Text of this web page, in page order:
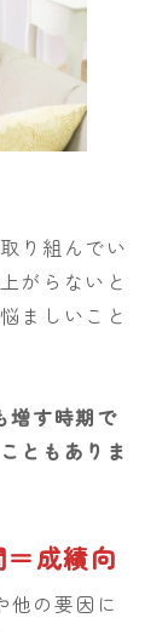
り組んでい
がらないと
ましいこと
増す時期で
ともありま
＝成績向
他の要因に